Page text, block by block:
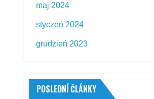
maj 2024
styczeń 2024
grudzień 2023
POSLEDNÍ ČLÁNKY